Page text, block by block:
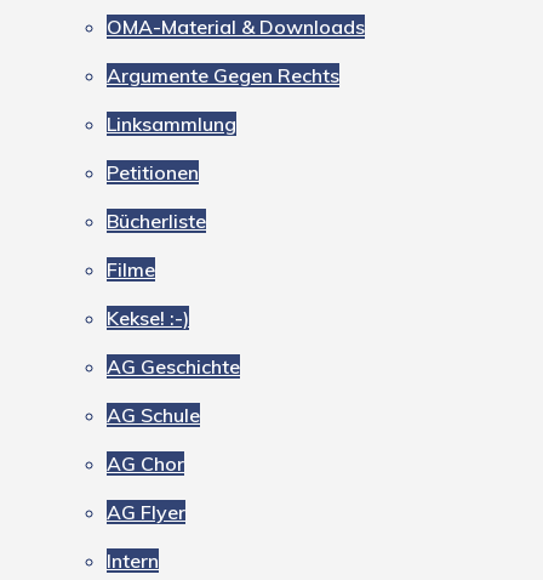
OMA-Material & Downloads
Argumente Gegen Rechts
Linksammlung
Petitionen
Bücherliste
Filme
Kekse! :-)
AG Geschichte
AG Schule
AG Chor
AG Flyer
Intern